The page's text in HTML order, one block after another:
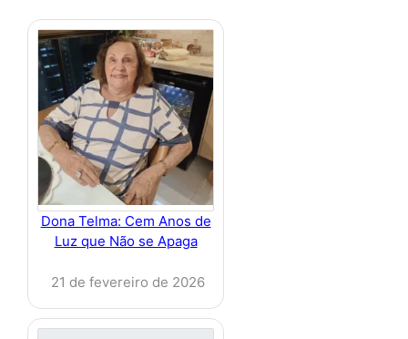
Dona Telma: Cem Anos de
Luz que Não se Apaga
21 de fevereiro de 2026